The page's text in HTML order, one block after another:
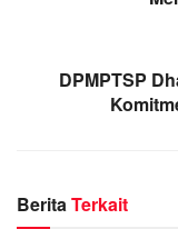
DPMPTSP
BeritaTerkait